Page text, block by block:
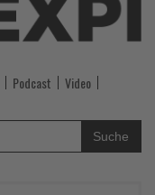
Podcast
Video
Suche